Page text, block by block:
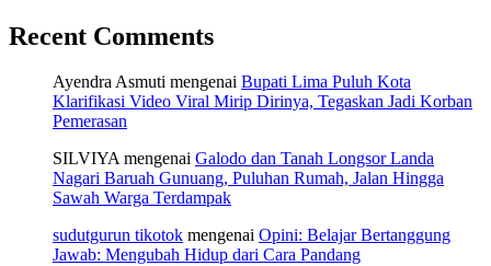
Recent Comments
Ayendra Asmuti mengenai Bupati Lima Puluh Kota
Klarifikasi Video Viral Mirip Dirinya, Tegaskan Jadi Korban
Pemerasan
SILVIYAmengenai Galodo dan Tanah Longsor Landa
Nagari Baruah Gunuang, Puluhan Rumah, Jalan Hingga
Sawah Warga Terdampak
sudutgurun tikotok mengenai Opini: Belajar Bertanggung
Jawab: Mengubah Hidup dari Cara Pandang